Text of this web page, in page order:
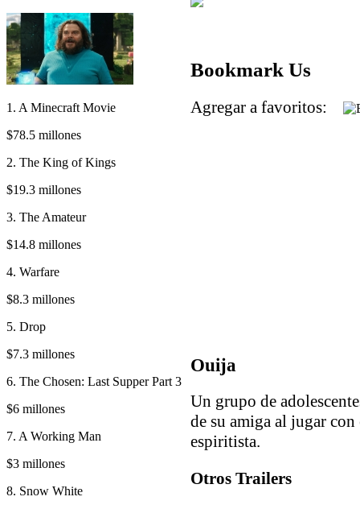
1. A Minecraft Movie
$78.5 millones
2. The King of Kings
$19.3 millones
3. The Amateur
$14.8 millones
4. Warfare
$8.3 millones
5. Drop
$7.3 millones
6. The Chosen: Last Supper Part 3
$6 millones
7. A Working Man
$3 millones
8. Snow White
Bookmark Us
Agregar a favoritos:
Ouija
Un grupo de
de su amiga al jugar
espiritista.
Otros Trailers